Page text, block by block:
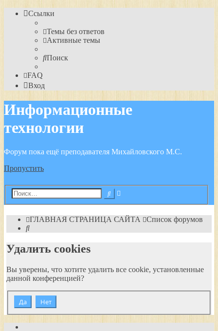
Ссылки
Темы без ответов
Активные темы
Поиск
FAQ
Вход
Информационные
технологии
Форум пока ещё преподавателя Михайловского М.С.
Пропустить
Поиск
ГЛАВНАЯ СТРАНИЦА САЙТА
Список форумов
Поиск
Удалить cookies
Вы уверены, что хотите удалить все cookie, установленные
данной конференцией?